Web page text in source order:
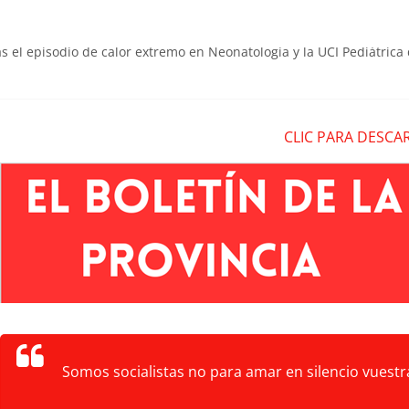
el episodio de calor extremo en Neonatología y la UCI
sin actividad
CLIC PARA
Somos socialistas no para amar en silencio